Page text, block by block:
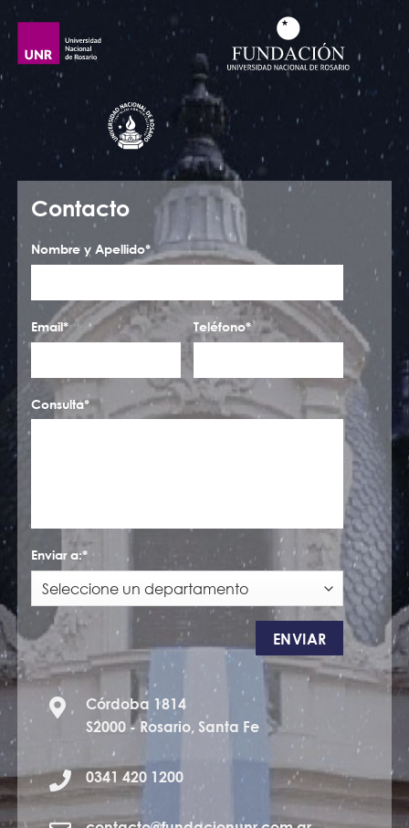
Contacto
Nombre y Apellido*
Email* Teléfono*
Consulta*
Enviar a:*
Córdoba 1814
S2000 - Rosario, Santa Fe
0341 420 1200